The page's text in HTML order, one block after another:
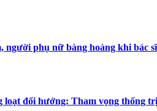
người phụ nữ bàng hoàng khi bác
đổi hướng: Tham vọng thống